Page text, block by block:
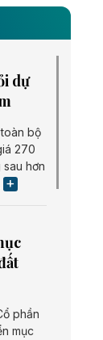
dự
bộ
270
hơn
phần
mục